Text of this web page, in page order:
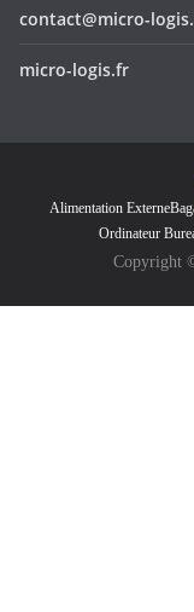
contact@micro-
micro-logis.fr
Alimentation Externe
Ordinateur
Copyright